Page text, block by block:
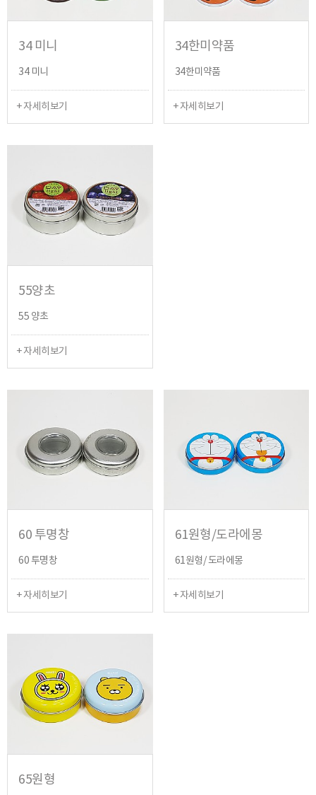
34 미니
34 미니
+ 자세히보기
34한미약품
34한미약품
+ 자세히보기
55양초
55 양초
+ 자세히보기
60 투명창
60 투명창
+ 자세히보기
61원형/도라에몽
61원형/ 도라에몽
+ 자세히보기
65원형